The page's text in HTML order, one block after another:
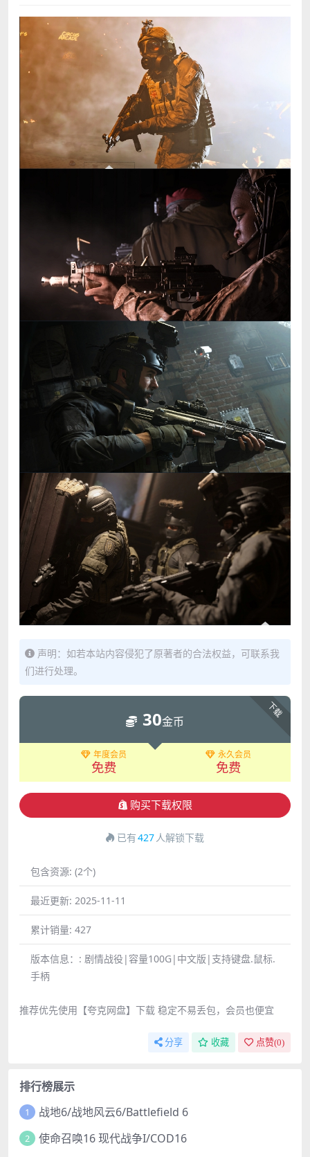
声明：如若本站内容侵犯了原著者的合法权益，可联系我
们进行处理。
下载
30金币
年度会员
免费
永久会员
免费
购买下载权限
已有427人解锁下载
包含资源: (2个)
最近更新: 2025-11-11
累计销量: 427
版本信息：: 剧情战役|容量100G|中文版|支持键盘.鼠标.
手柄
推荐优先使用【夸克网盘】下载 稳定不易丢包，会员也便宜
分享 收藏 点赞(0)
排行榜展示
1 战地6/战地风云6/Battlefield 6
2
使命召唤16 现代战争I/COD16